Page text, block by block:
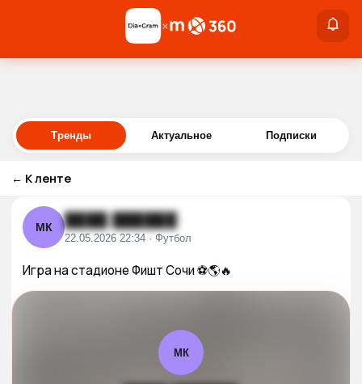
Войти
×
Тренды Актуальное Подписки
← К ленте
МК ████ ██████
22.05.2026 22:34 · Футбол
Игра на стадионе Фишт Сочи ⚽️🌎🔥
МК